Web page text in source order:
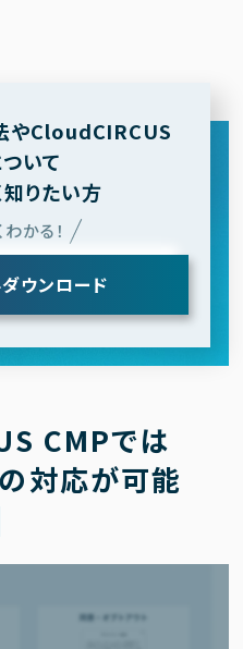
やCloudCIRCUS
いて
知りたい方
かる！
ウンロード
CMPでは
対応が可能